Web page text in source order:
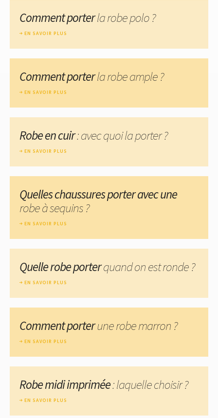
Comment porterla robe polo ?
EN SAVOIR PLUS
Comment porterla robe ample ?
EN SAVOIR PLUS
Robe en cuir: avec quoi la porter ?
EN SAVOIR PLUS
Quelles chaussures porter avec une
robe à sequins ?
EN SAVOIR PLUS
Quelle robe porterquand on est ronde ?
EN SAVOIR PLUS
Comment porterune robe marron ?
EN SAVOIR PLUS
Robe midi imprimée: laquelle choisir ?
EN SAVOIR PLUS